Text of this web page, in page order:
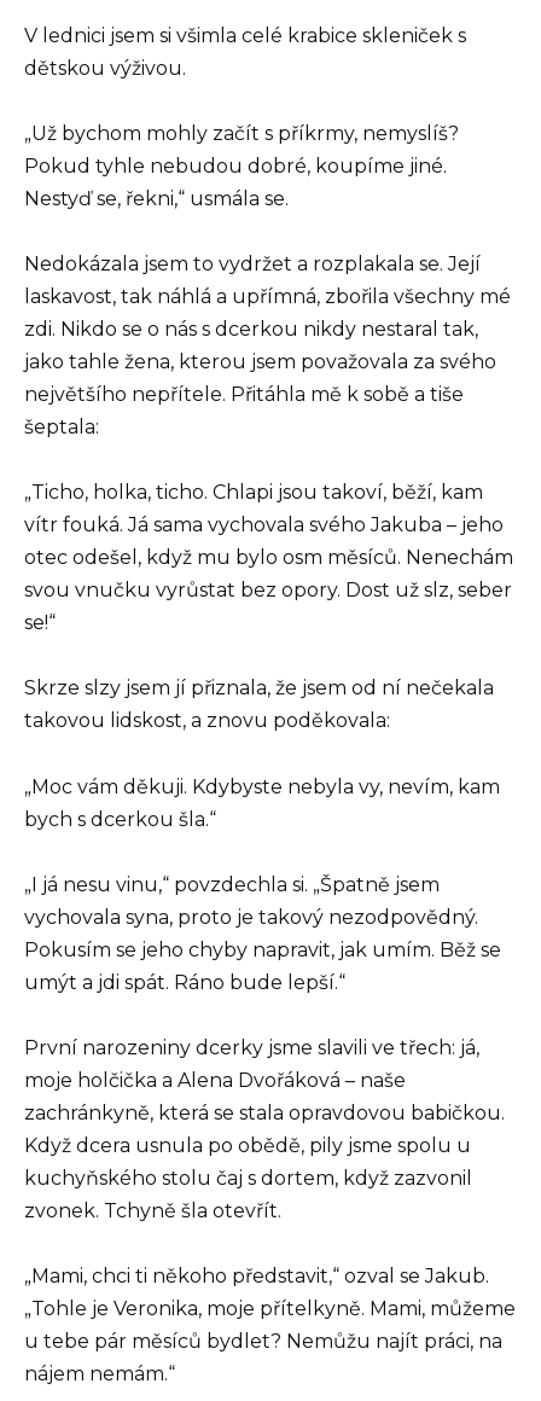
V lednici jsem si všimla celé krabice skleniček s
dětskou výživou.
„Už bychom mohly začít s příkrmy, nemyslíš?
Pokud tyhle nebudou dobré, koupíme jiné.
Nestyď se, řekni,“ usmála se.
Nedokázala jsem to vydržet a rozplakala se. Její
laskavost, tak náhlá a upřímná, zbořila všechny mé
zdi. Nikdo se o nás s dcerkou nikdy nestaral tak,
jako tahle žena, kterou jsem považovala za svého
největšího nepřítele. Přitáhla mě k sobě a tiše
šeptala:
„Ticho, holka, ticho. Chlapi jsou takoví, běží, kam
vítr fouká. Já sama vychovala svého Jakuba – jeho
otec odešel, když mu bylo osm měsíců. Nenechám
svou vnučku vyrůstat bez opory. Dost už slz, seber
se!“
Skrze slzy jsem jí přiznala, že jsem od ní nečekala
takovou lidskost, a znovu poděkovala:
„Moc vám děkuji. Kdybyste nebyla vy, nevím, kam
bych s dcerkou šla.“
„I já nesu vinu,“ povzdechla si. „Špatně jsem
vychovala syna, proto je takový nezodpovědný.
Pokusím se jeho chyby napravit, jak umím. Běž se
umýt a jdi spát. Ráno bude lepší.“
První narozeniny dcerky jsme slavili ve třech: já,
moje holčička a Alena Dvořáková – naše
zachránkyně, která se stala opravdovou babičkou.
Když dcera usnula po obědě, pily jsme spolu u
kuchyňského stolu čaj s dortem, když zazvonil
zvonek. Tchyně šla otevřít.
„Mami, chci ti někoho představit,“ ozval se Jakub.
„Tohle je Veronika, moje přítelkyně. Mami, můžeme
u tebe pár měsíců bydlet? Nemůžu najít práci, na
nájem nemám.“